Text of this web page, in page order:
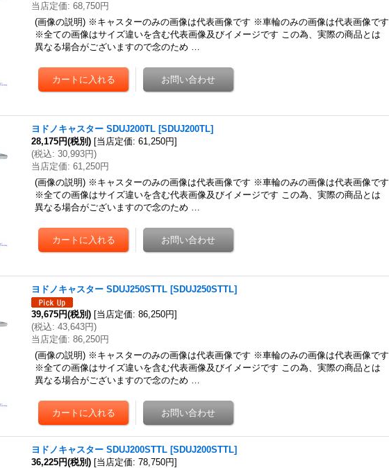
当店定価: 68,750円
(画像の説明) ※キャスターのみの画像は代表画像です ※車輪のみの画像は代表画像です
※全ての画像はサイズ違いを含む代表画像及びイメージです この為、実際の商品とは
異なる場合がございますので念のため …
ヨドノキャスター SDUJ200TL [SDUJ200TL]
28,175円(税別) [当店定価: 61,250円]
(税込: 30,993円)
当店定価: 61,250円
(画像の説明) ※キャスターのみの画像は代表画像です ※車輪のみの画像は代表画像です
※全ての画像はサイズ違いを含む代表画像及びイメージです この為、実際の商品とは
異なる場合がございますので念のため …
ヨドノキャスター SDUJ250STTL [SDUJ250STTL]
39,675円(税別) [当店定価: 86,250円]
(税込: 43,643円)
当店定価: 86,250円
(画像の説明) ※キャスターのみの画像は代表画像です ※車輪のみの画像は代表画像です
※全ての画像はサイズ違いを含む代表画像及びイメージです この為、実際の商品とは
異なる場合がございますので念のため …
ヨドノキャスター SDUJ200STTL [SDUJ200STTL]
36,225円(税別) [当店定価: 78,750円]